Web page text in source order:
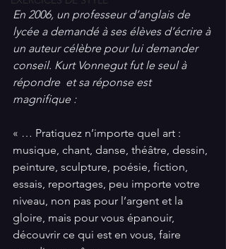
En 2006, un professeur d’anglais de
lycée a demandé à ses élèves d’écrire à
un auteur célèbre pour lui demander
conseil. Kurt Vonnegut fut le seul à
répondre  et sa réponse est
magnifique :
« … Pratiquez n’importe quel art :
musique, chant, danse, théâtre, dessin,
peinture, sculpture, poésie, fiction,
essais, reportages, peu importe votre
niveau, non pas pour l’argent et la
gloire, mais pour vous épanouir,
découvrir ce qui est en vous, faire